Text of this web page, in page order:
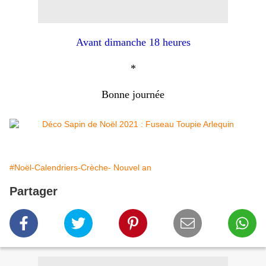
Avant dimanche 18 heures
*
Bonne journée
#Noël-Calendriers-Crèche- Nouvel an
Partager